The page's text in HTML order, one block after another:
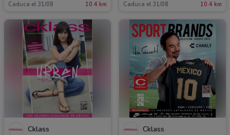
Caduca el 31/08 10.4 km Caduca el 31/08 10.4 km
Cklass Cklass